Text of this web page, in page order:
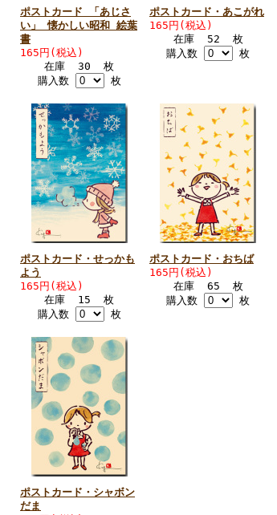
ポストカード 「あじさ
い」 懐かしい昭和 絵葉
書
165円(税込)
在庫 30 枚
購入数
枚
ポストカード・あこがれ
165円(税込)
在庫 52 枚
購入数
枚
ポストカード・せっかも
よう
165円(税込)
在庫 15 枚
購入数
枚
ポストカード・おちば
165円(税込)
在庫 65 枚
購入数
枚
ポストカード・シャボン
だま